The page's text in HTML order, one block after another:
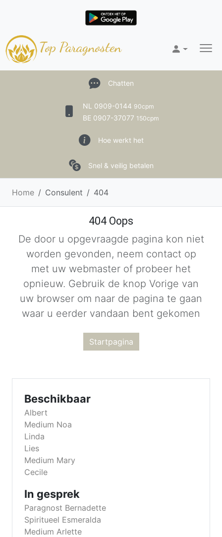
Top Paragnosten
Chatten
NL 0909-0144 90cpm
BE 0907-37077 150cpm
Hoe werkt het
Snel & veilig betalen
Home Consulent 404
404 Oops
De door u opgevraagde pagina kon niet
worden gevonden, neem contact op
met uw webmaster of probeer het
opnieuw. Gebruik de knop Vorige van
uw browser om naar de pagina te gaan
waar u eerder vandaan bent gekomen
Startpagina
Beschikbaar
Albert
Medium Noa
Linda
Lies
Medium Mary
Cecile
In gesprek
Paragnost Bernadette
Spiritueel Esmeralda
Medium Arlette